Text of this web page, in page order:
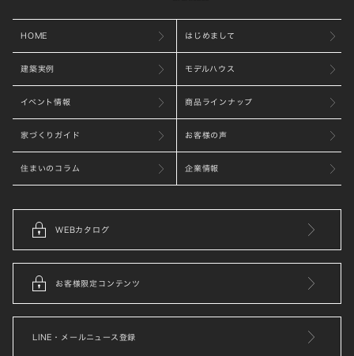
HOME はじめまして
建築実例 モデルハウス
イベント情報 商品ラインナップ
家づくりガイド お客様の声
住まいのコラム 企業情報
WEBカタログ
お客様限定コンテンツ
LINE・メールニュース登録